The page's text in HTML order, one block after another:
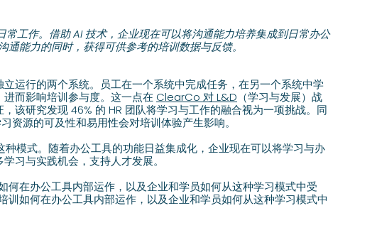
工作。借助 AI 技术，企业现在可以将沟通能力培养集成到日常办公
通能力的同时，获得可供参考的培训数据与反馈。
运行的两个系统。员工在一个系统中完成任务，在另一个系统中学
而影响培训参与度。这一点在 ClearCo 对 L&D （学习与发展）战
该研究发现 46% 的 HR 团队将学习与工作的融合视为一项挑战。同
资源的可及性和易用性会对培训体验产生影响。
模式。随着办公工具的功能日益集成化，企业现在可以将学习与办
习与实践机会，支持人才发展。
何在办公工具内部运作，以及企业和学员如何从这种学习模式中受
训如何在办公工具内部运作，以及企业和学员如何从这种学习模式中